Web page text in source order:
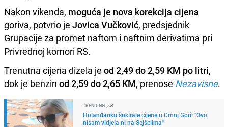
Nakon vikenda, moguća je nova korekcija cijena
goriva, potvrio je Jovica Vučković, predsjednik
Grupacije za promet naftom i naftnim derivatima pri
Privrednoj komori RS.
Trenutna cijena dizela je od 2,49 do 2,59 KM po litri,
dok je benzin od 2,59 do 2,65 KM, prenose Nezavisne.
TRENDING
Holanđanku šokirale cijene u Crnoj Gori: "Ovo
nisam vidjela ni na Sejšelima"